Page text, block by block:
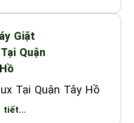
Tại Quận Tây Hồ
tiết...